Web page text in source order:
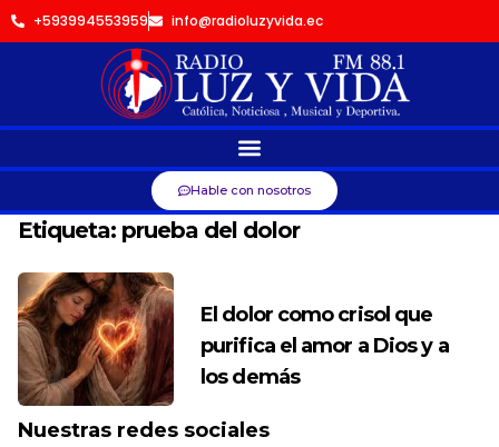
+593994553959 info@radioluzyvida.ec
Hable con nosotros
Etiqueta: prueba del dolor
El dolor como crisol que
purifica el amor a Dios y a
los demás
Nuestras redes sociales